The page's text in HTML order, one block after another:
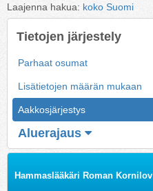
Laajenna hakua: koko Suomi
Tietojen järjestely
Parhaat osumat
Lisätietojen määrän mukaan
Aakkosjärjestys
Aluerajaus
Hammaslääkäri Roman Kornilov